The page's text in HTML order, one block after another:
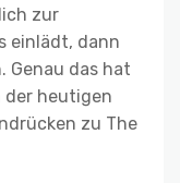
zur
einlädt, dann
Genau das hat
der heutigen
zu The